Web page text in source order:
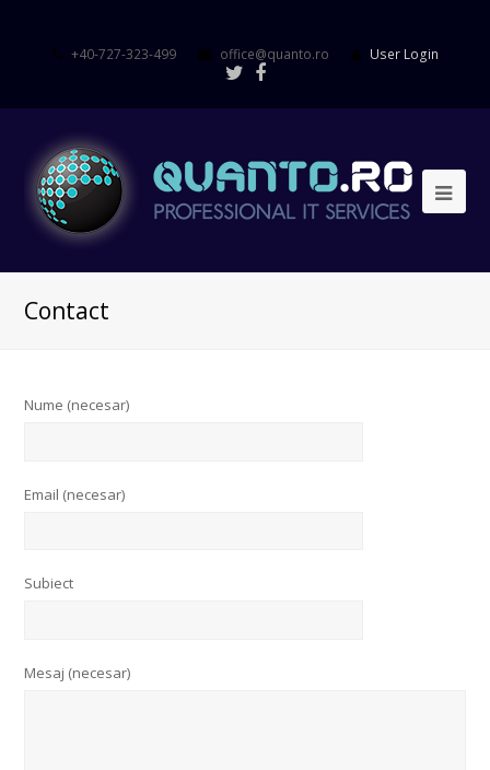
+40-727-323-499 office@quanto.ro User Login
Contact
Nume (necesar)
Email (necesar)
Subiect
Mesaj (necesar)